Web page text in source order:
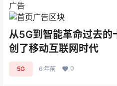
广告
从5G到智能革命过去
创了移动互联网时代
5G 6 年前 0